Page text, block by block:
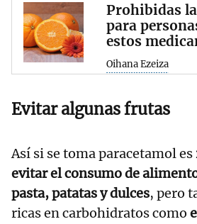
Prohibidas
para
estos
Oihana Ezeiza
Evitar algunas frutas
Así si se toma paracetamol es
evitar el consumo de
pasta,patatasy dulces, pero
ricas en carbohidratos como